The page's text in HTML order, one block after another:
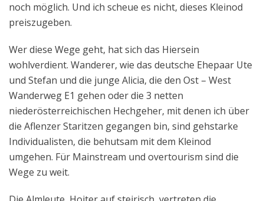
noch möglich. Und ich scheue es nicht, dieses Kleinod
preiszugeben.
Wer diese Wege geht, hat sich das Hiersein
wohlverdient. Wanderer, wie das deutsche Ehepaar Ute
und Stefan und die junge Alicia, die den Ost – West
Wanderweg E1 gehen oder die 3 netten
niederösterreichischen Hechgeher, mit denen ich über
die Aflenzer Staritzen gegangen bin, sind gehstarke
Individualisten, die behutsam mit dem Kleinod
umgehen. Für Mainstream und overtourism sind die
Wege zu weit.